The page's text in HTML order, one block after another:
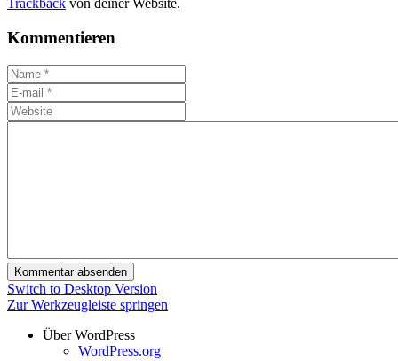
Trackback von deiner Website.
Kommentieren
Switch to Desktop Version
Zur Werkzeugleiste springen
Über WordPress
WordPress.org